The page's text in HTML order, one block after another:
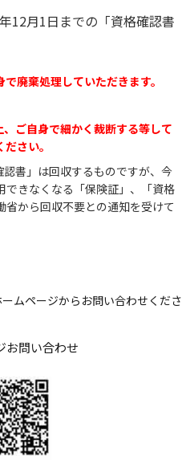
12月1日までの「資格確認書
廃棄処理していただきます。
ご自身で細かく裁断する等して
さい。
書」は回収するものですが、今
できなくなる「保険証」、「資格
から回収不要との通知を受けて
ムページからお問い合わせくださ
お問い合わせ